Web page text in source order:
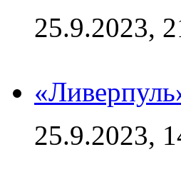
25.9.2023,
25.9.2023,